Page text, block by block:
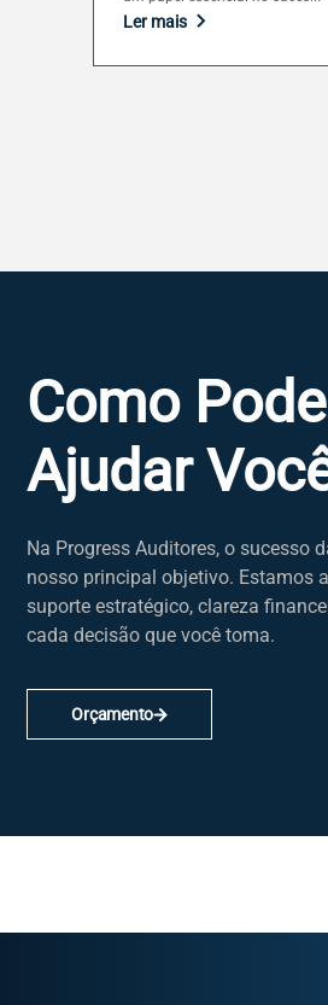
Ler mais
Como
Ajudar
Na Progress Auditores, o sucesso
nosso principal objetivo. Estamos
suporte estratégico, clareza
cada decisão que você toma.
Orçamento